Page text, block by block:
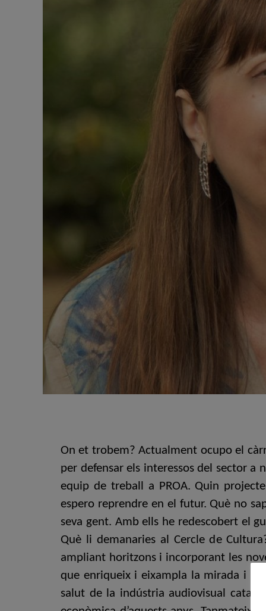
On et trobem? Actualment ocupo el
per defensar els interessos del sector
equip de treball a PROA. Quin
espero reprendre en el futur. Què no
seva gent. Amb ells he redescobert el
Què li demanaries al Cercle de
ampliant horitzons i incorporant les
que enriqueix i eixampla la mirada i
salut de la indústria audiovisual